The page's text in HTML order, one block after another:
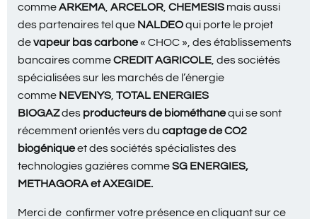
commeARKEMA ARCELOR CHEMESIS mais aussi
des partenaires tel que NALDEOqui porte le projet
devapeur bas carbone« CHOC », des établissements
bancaires commeCREDIT AGRICOLE , des sociétés
spécialisées sur les marchés de l’énergie
comme NEVENYS TOTAL ENERGIES
BIOGAZdes producteurs de biométhanequi se sont
récemment orientés vers du captage de CO2
biogéniqueet des sociétés spécialistes des
technologies gazières commeSG ENERGIES,
METHAGORA et AXEGIDE.
Merci de confirmer votre présence en cliquant sur ce